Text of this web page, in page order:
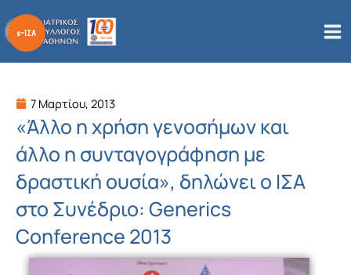
στο
περιεχόμενο
7 Μαρτίου, 2013
«Άλλο η χρήση γενοσήμων και
άλλο η συνταγογράφηση με
δραστική ουσία», δηλώνει ο ΙΣΑ
στο Συνέδριο: Generics
Conference 2013